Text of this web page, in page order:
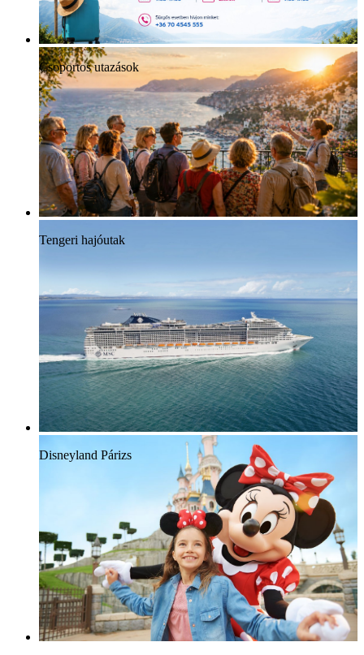
Csoportos utazások
Tengeri hajóutak
Disneyland Párizs